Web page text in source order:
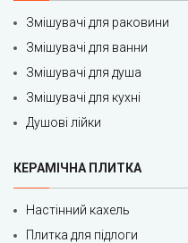
Змішувачі для раковини
Змішувачі для ванни
Змішувачі для душа
Змішувачі для кухні
Душові лійки
КЕРАМІЧНА ПЛИТКА
Настінний кахель
Плитка для підлоги